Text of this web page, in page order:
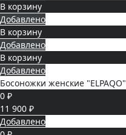
В корзину
Добавлено
В корзину
Добавлено
В корзину
Добавлено
Босоножки женские "ELPAQO"
0 ₽
11 900 ₽
Добавлено